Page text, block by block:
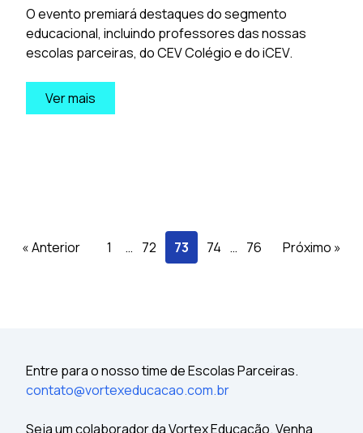
O evento premiará destaques do segmento
educacional, incluindo professores das nossas
escolas parceiras, do CEV Colégio e do iCEV.
Ver mais
« Anterior 1 … 72 73 74 … 76 Próximo »
Entre para o nosso time de Escolas Parceiras.
contato@vortexeducacao.com.br
Seja um colaborador da Vortex Educação. Venha